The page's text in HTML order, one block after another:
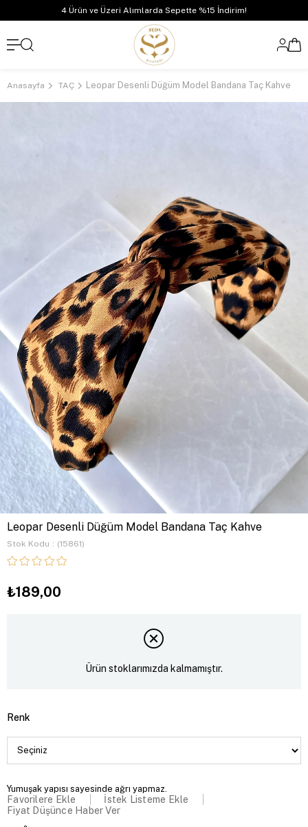
4 Ürün ve Üzeri Alımlarda Sepette %15 İndirim!
Anasayfa TAÇ Leopar Desenli Düğüm Model Bandana Taç Kahve
Leopar Desenli Düğüm Model Bandana Taç Kahve
Stok Kodu (15861)
₺189,00
Ürün stoklarımızda kalmamıştır.
Renk
Yumuşak yapısı sayesinde ağrı yapmaz.
Favorilere Ekle
İstek Listeme Ekle
Fiyat Düşünce Haber Ver